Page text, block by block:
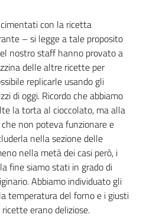
con la ricetta
– si legge a tale proposito
nostro staff hanno provato a
delle altre ricette per
replicarle usando gli
di oggi. Ricordo che abbiamo
la torta al cioccolato, ma alla
non poteva funzionare e
nella sezione delle
nella metà dei casi però, i
fine siamo stati in grado di
Abbiamo individuato gli
temperatura del forno e i giusti
erano deliziose.